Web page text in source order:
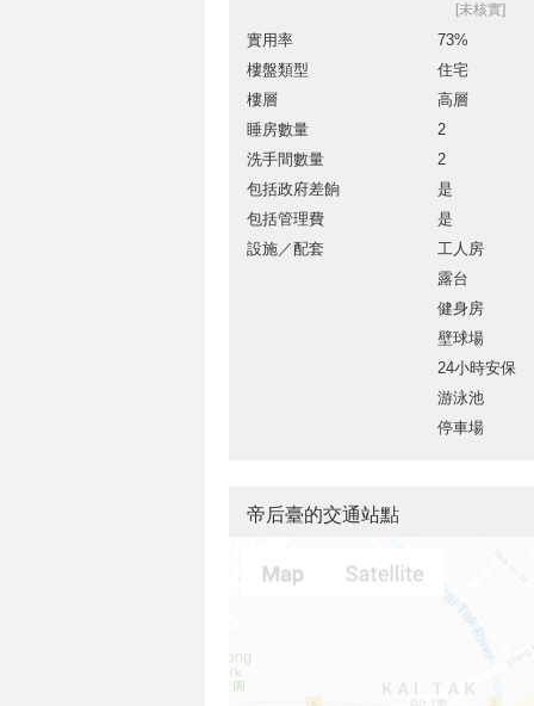
[未核實]
實用率
73%
樓盤類型
住宅
樓層
高層
睡房數量
2
洗手間數量
2
包括政府差餉
是
包括管理費
是
設施／配套
工人房
露台
健身房
壁球場
24小時安保
游泳池
停車場
帝后臺的交通站點